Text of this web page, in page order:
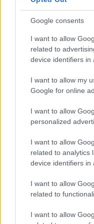
Google consents
I want to allow
related to
device identifiers in
I want to allow my
Google for online
I want to allow
personalized
I want to allow
related to analytics
device identifiers in
I want to allow
related to
I want to allow
Vuoi
Puoi abbonarti a
cliccandoqui
Sei già